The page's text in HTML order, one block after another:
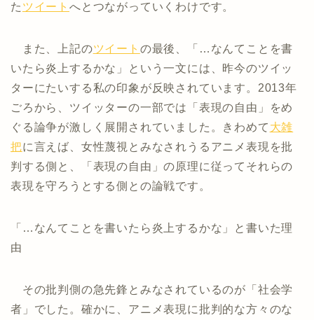
た ツイートへとつながっていくわけです。
また、上記のツイート の最後、「…なんてことを書
いたら炎上するかな」という一文には、昨今のツイッ
ターにたいする私の印象が反映されています。2013年
ごろから、ツイッターの一部では「表現の自由」をめ
ぐる論争が激しく展開されていました。きわめて 大雑
把に言えば、女性蔑視とみなされうるアニメ表現を批
判する側と、「表現の自由」の原理に従ってそれらの
表現を守ろうとする側との論戦です。
「…なんてことを書いたら炎上するかな」と書いた理
由
その批判側の急先鋒とみなされているのが「社会学
者」でした。確かに、アニメ表現に批判的な方々のな